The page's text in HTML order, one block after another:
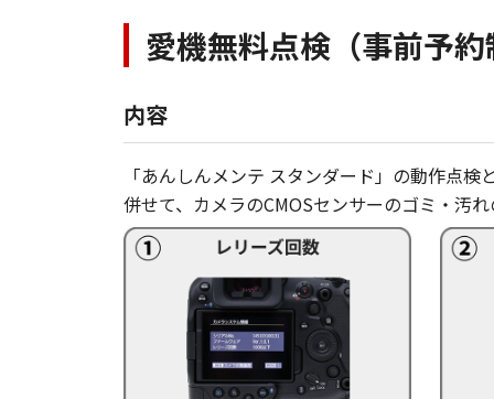
愛機無料点検（事前予
内容
「あんしんメンテ スタンダード」の動作点
併せて、カメラのCMOSセンサーのゴミ・汚